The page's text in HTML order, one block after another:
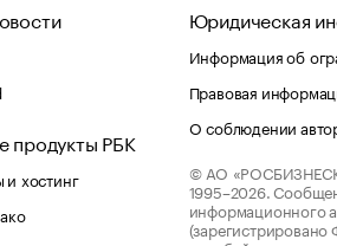
продукты РБК
хостинг
Юридическая
Информация об
Правовая
О соблюдении
© АО
1995–2026.
информационного
(зарегистрировано